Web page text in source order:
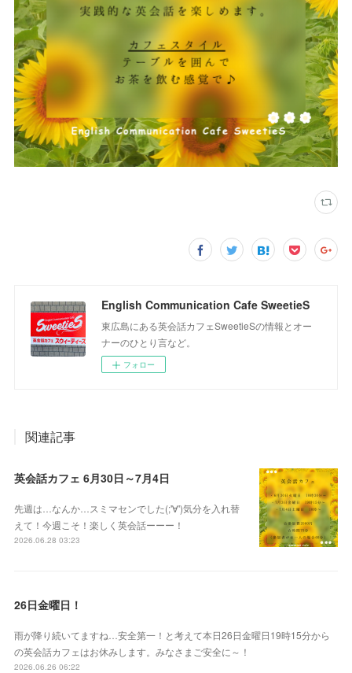
English Communication Cafe SweetieS
東広島にある英会話カフェSweetieSの情報とオー
ナーのひとり言など。
フォロー
関連記事
英会話カフェ 6月30日～7月4日
先週は…なんか…スミマセンでした(;'∀')気分を入れ替
えて！今週こそ！楽しく英会話ーーー！
2026.06.28 03:23
26日金曜日！
雨が降り続いてますね…安全第一！と考えて本日26日金曜日19時15分から
の英会話カフェはお休みします。みなさまご安全に～！
2026.06.26 06:22